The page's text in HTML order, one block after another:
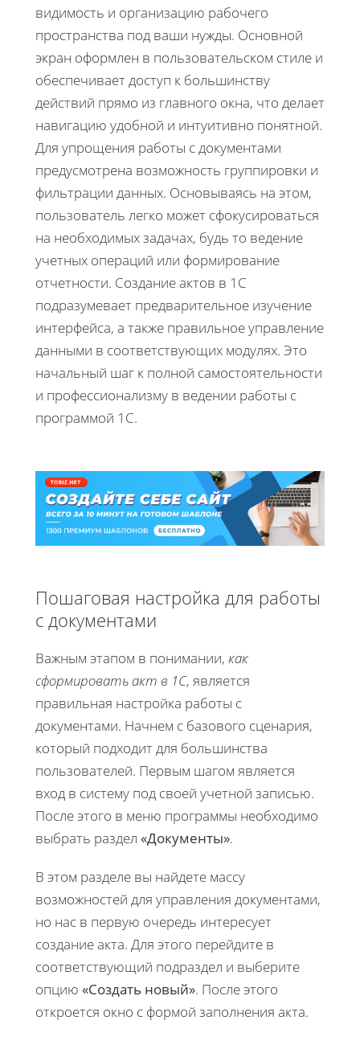
видимость и организацию рабочего
пространства под ваши нужды. Основной
экран оформлен в пользовательском стиле и
обеспечивает доступ к большинству
действий прямо из главного окна, что делает
навигацию удобной и интуитивно понятной.
Для упрощения работы с документами
предусмотрена возможность группировки и
фильтрации данных. Основываясь на этом,
пользователь легко может сфокусироваться
на необходимых задачах, будь то ведение
учетных операций или формирование
отчетности. Создание актов в 1С
подразумевает предварительное изучение
интерфейса, а также правильное управление
данными в соответствующих модулях. Это
начальный шаг к полной самостоятельности
и профессионализму в ведении работы с
программой 1С.
Пошаговая настройка для работы
с документами
Важным этапом в понимании, как
сформировать акт в 1С, является
правильная настройка работы с
документами. Начнем с базового сценария,
который подходит для большинства
пользователей. Первым шагом является
вход в систему под своей учетной записью.
После этого в меню программы необходимо
выбрать раздел «Документы».
В этом разделе вы найдете массу
возможностей для управления документами,
но нас в первую очередь интересует
создание акта. Для этого перейдите в
соответствующий подраздел и выберите
опцию «Создать новый». После этого
откроется окно с формой заполнения акта.